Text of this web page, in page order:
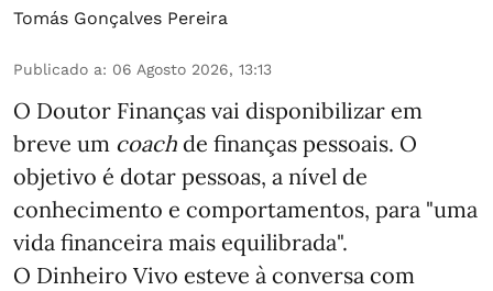
Tomás Gonçalves Pereira
Publicado a: 06 Agosto 2026, 13:13
O Doutor Finanças vai disponibilizar em
breve um coach de finanças pessoais. O
objetivo é dotar pessoas, a nível de
conhecimento e comportamentos, para "uma
vida financeira mais equilibrada".
O Dinheiro Vivo esteve à conversa com